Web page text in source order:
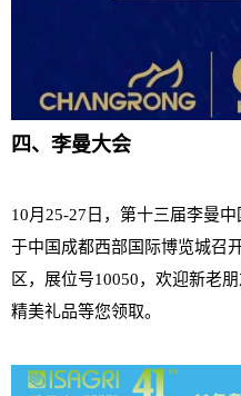
四、李曼大会
10月25-27日，第十三届李曼
于中国成都西部国际博览城召
区，展位号10050，欢迎新老
精美礼品等您领取。